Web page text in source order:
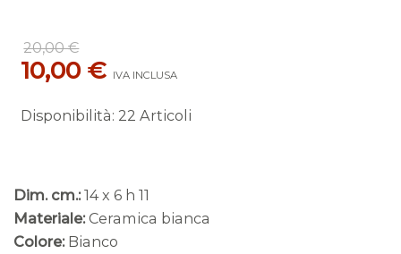
20,00 €
10,00 € IVA INCLUSA
Disponibilità: 22 Articoli
Dim. cm.: 14 x 6 h 11
Materiale: Ceramica bianca
Colore: Bianco